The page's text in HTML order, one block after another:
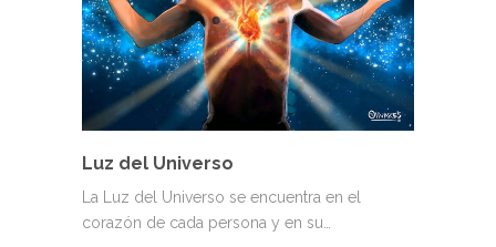
Luz del Universo
La Luz del Universo se encuentra en el
corazón de cada persona y en su…